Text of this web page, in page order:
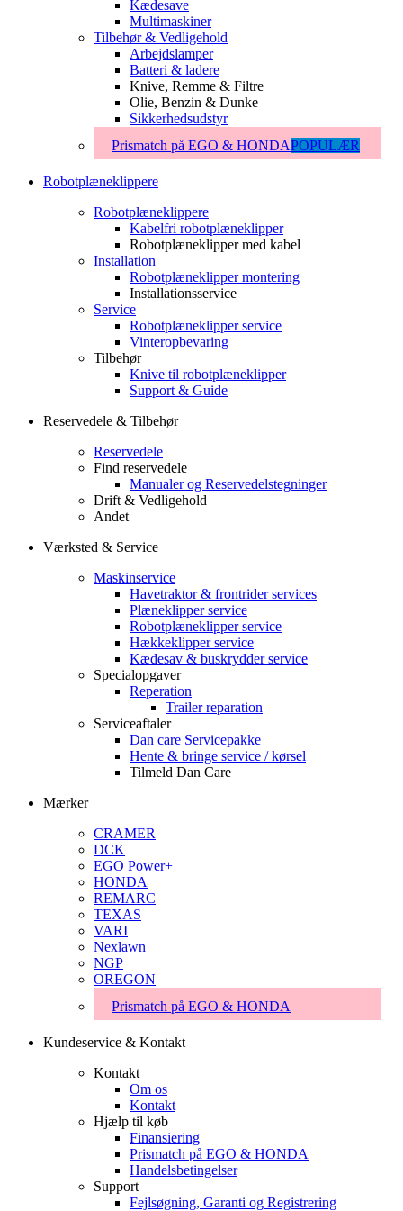
Kædesave
Multimaskiner
Tilbehør & Vedligehold
Arbejdslamper
Batteri & ladere
Knive, Remme & Filtre
Olie, Benzin & Dunke
Sikkerhedsudstyr
Prismatch på EGO & HONDAPOPULÆR
Robotplæneklippere
Robotplæneklippere
Kabelfri robotplæneklipper
Robotplæneklipper med kabel
Installation
Robotplæneklipper montering
Installationsservice
Service
Robotplæneklipper service
Vinteropbevaring
Tilbehør
Knive til robotplæneklipper
Support & Guide
Reservedele & Tilbehør
Reservedele
Find reservedele
Manualer og Reservedelstegninger
Drift & Vedligehold
Andet
Værksted & Service
Maskinservice
Havetraktor & frontrider services
Plæneklipper service
Robotplæneklipper service
Hækkeklipper service
Kædesav & buskrydder service
Specialopgaver
Reperation
Trailer reparation
Serviceaftaler
Dan care Servicepakke
Hente & bringe service / kørsel
Tilmeld Dan Care
Mærker
CRAMER
DCK
EGO Power+
HONDA
REMARC
TEXAS
VARI
Nexlawn
NGP
OREGON
Prismatch på EGO & HONDA
Kundeservice & Kontakt
Kontakt
Om os
Kontakt
Hjælp til køb
Finansiering
Prismatch på EGO & HONDA
Handelsbetingelser
Support
Fejlsøgning, Garanti og Registrering